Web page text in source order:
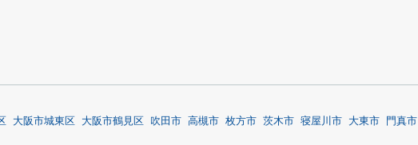
大阪市城東区 大阪市鶴見区 吹田市 高槻市 枚方市 茨木市 寝屋川市 大東市 門真市